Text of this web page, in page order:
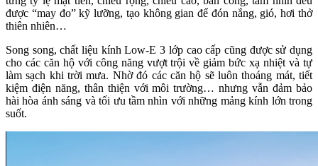
được “may đo” kỹ lưỡng, tạo không gian để đón nắng, gió, hơi thở
thiên nhiên…
Song song, chất liệu kính Low-E 3 lớp cao cấp cũng được sử dụng
cho các căn hộ với công năng vượt trội về giảm bức xạ nhiệt và tự
làm sạch khi trời mưa. Nhờ đó các căn hộ sẽ luôn thoáng mát, tiết
kiệm điện năng, thân thiện với môi trường… nhưng vẫn đảm bảo
hài hòa ánh sáng và tối ưu tầm nhìn với những mảng kính lớn trong
suốt.